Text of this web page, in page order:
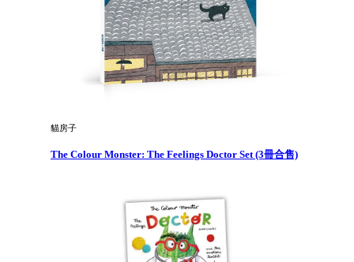
貓房子
The Colour Monster: The Feelings Doctor Set (3冊合售)